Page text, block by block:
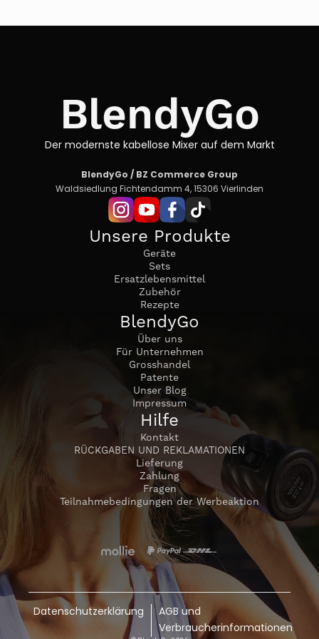
BlendyGo
Der modernste kabellose Mixer auf dem Markt
BlendyGo / BZ Commerce Group
Waldsiedlung Fichtendamm 4, 15306 Vierlinden
Unsere Produkte
Geräte
Sets
Ersatzlebensmittel
Zubehör
Rezepte
BlendyGo
Über uns
Für Unternehmen
Grosshandel
Patente
Unser Blog
Impressum
Hilfe
Kontakt
RÜCKGABEN UND REKLAMATIONEN
Lieferung
Zahlung
Fragen
Teilnahmebedingungen der Werbeaktion
Datenschutzerklärung
AGB und
Verbraucherinformationen